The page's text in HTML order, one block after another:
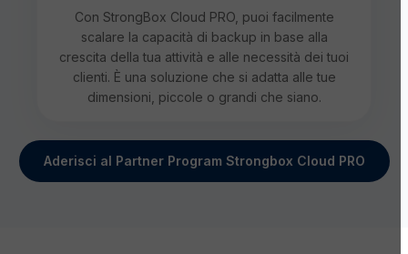
Con StrongBox Cloud PRO, puoi facilmente
scalare la capacità di backup in base alla
crescita della tua attività e alle necessità dei tuoi
clienti. È una soluzione che si adatta alle tue
dimensioni, piccole o grandi che siano.
Aderisci al Partner Program Strongbox Cloud PRO